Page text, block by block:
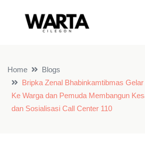
Home
Blogs
Bripka Zenal Bhabinkamtibmas
Ke Warga dan Pemuda Membangun
dan Sosialisasi Call Center 110